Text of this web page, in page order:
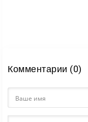
Комментарии (0)